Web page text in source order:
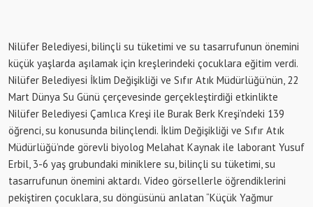
Nilüfer Belediyesi, bilinçli su tüketimi ve su tasarrufunun önemini
küçük yaşlarda aşılamak için kreşlerindeki çocuklara eğitim verdi.
Nilüfer Belediyesi İklim Değişikliği ve Sıfır Atık Müdürlüğü’nün, 22
Mart Dünya Su Günü çerçevesinde gerçekleştirdiği etkinlikte
Nilüfer Belediyesi Çamlıca Kreşi ile Burak Berk Kreşi’ndeki 139
öğrenci, su konusunda bilinçlendi. İklim Değişikliği ve Sıfır Atık
Müdürlüğü’nde görevli biyolog Melahat Kaynak ile laborant Yusuf
Erbil, 3-6 yaş grubundaki miniklere su, bilinçli su tüketimi, su
tasarrufunun önemini aktardı. Video görsellerle öğrendiklerini
pekiştiren çocuklara, su döngüsünü anlatan “Küçük Yağmur